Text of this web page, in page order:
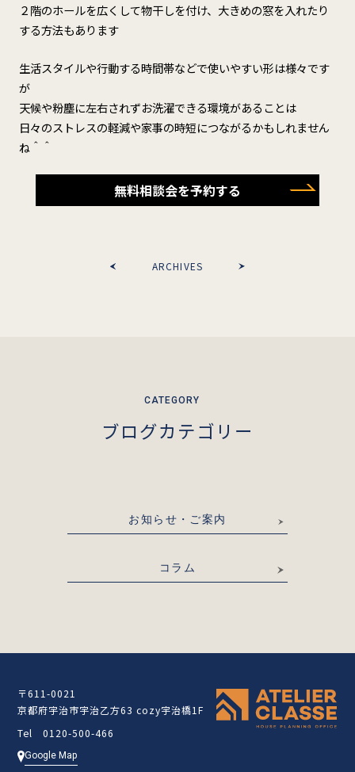
２階のホールを広くして物干しを付け、大きめの窓を入れたり
する方法もあります
生活スタイルや行動する時間帯などで使いやすい形は様々です
が
天候や粉塵に左右されずお洗濯できる環境があることは
日々のストレスの軽減や家事の時短につながるかもしれません
ね＾＾
無料相談会を予約する
ARCHIVES
ブログカテゴリー
お知らせ・ご案内
コラム
〒611-0021
京都府宇治市宇治乙方63 cozy宇治橋1F
Tel 0120-500-466
Google Map